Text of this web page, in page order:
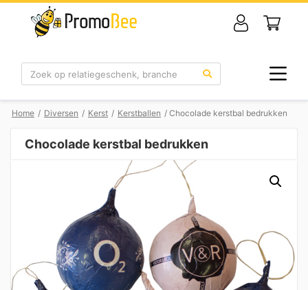
Zoek
Home / Diversen / Kerst / Kerstballen / Chocolade kerstbal bedrukken
Chocolade kerstbal bedrukken